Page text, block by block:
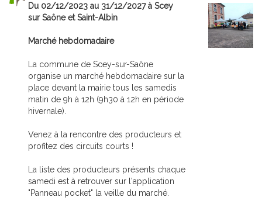
Du 02/12/2023 au 31/12/2027 à Scey
sur Saône et Saint-Albin
Marché hebdomadaire
La commune de Scey-sur-Saône
organise un marché hebdomadaire sur la
place devant la mairie tous les samedis
matin de 9h à 12h (9h30 à 12h en période
hivernale).
Venez à la rencontre des producteurs et
profitez des circuits courts !
La liste des producteurs présents chaque
samedi est à retrouver sur l'application
"Panneau pocket" la veille du marché.